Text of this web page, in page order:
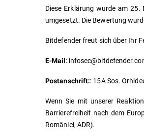
Diese Erklärung wurde am
umgesetzt. Die Bewertung
Bitdefender freut sich über Ihr
E-Mail:
Postanschrift:: 15A Sos.
Wenn Sie mit unserer
Barrierefreiheit nach dem
României, ADR).